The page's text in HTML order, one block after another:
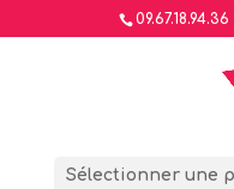
09.67.18.94.36
Sélectionner une